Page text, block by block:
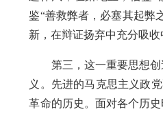
鉴“善救弊者，必塞其起弊
新，在辩证扬弃中充分吸
第三，这一重要思想创
义。先进的马克思主义政
革命的历史。面对各个历